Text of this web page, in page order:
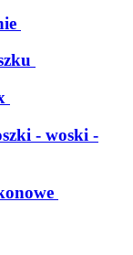
- woski -